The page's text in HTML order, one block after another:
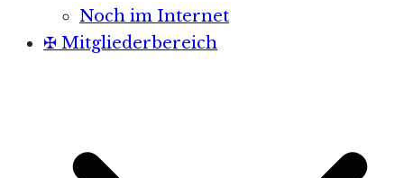
Noch im Internet
✠ Mitgliederbereich